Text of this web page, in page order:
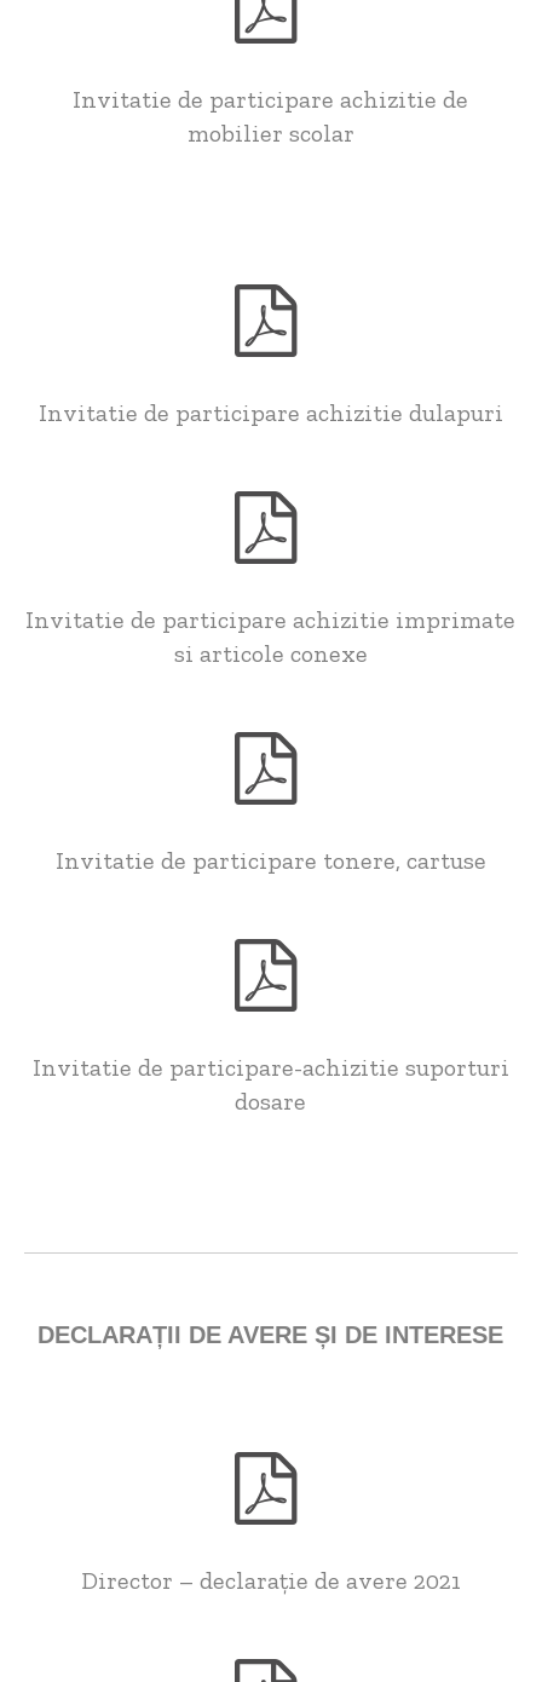
Invitatie de participare achizitie de
mobilier scolar
Invitatie de participare achizitie dulapuri
Invitatie de participare achizitie imprimate
si articole conexe
Invitatie de participare tonere, cartuse
Invitatie de participare-achizitie suporturi
dosare
DECLARAȚII DE AVERE ȘI DE INTERESE
Director – declarație de avere 2021